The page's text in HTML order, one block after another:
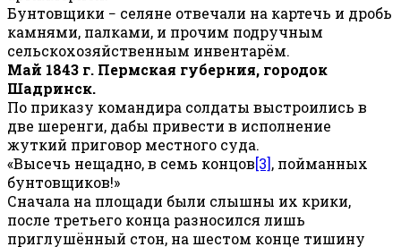
Бунтовщики − селяне отвечали на картечь и дробь
камнями, палками, и прочим подручным
сельскохозяйственным инвентарём.
Май 1843 г. Пермская губерния, городок
Шадринск.
По приказу командира солдаты выстроились в
две шеренги, дабы привести в исполнение
жуткий приговор местного суда.
«Высечь нещадно, в семь концов[3], пойманных
бунтовщиков!»
Сначала на площади были слышны их крики,
после третьего конца разносился лишь
приглушённый стон, на шестом конце тишину